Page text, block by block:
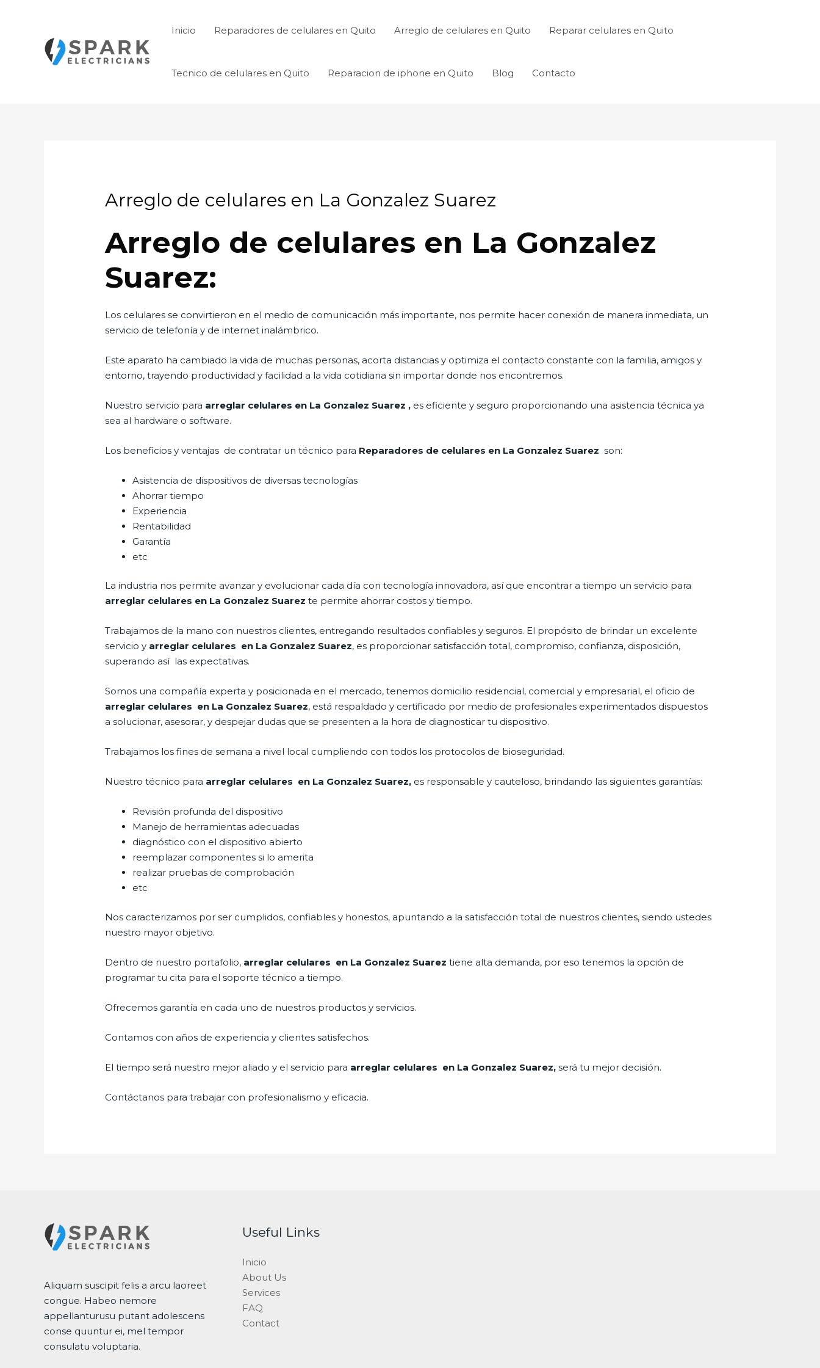
Inicio Reparadores de celulares en Quito Arreglo de celulares en Quito Reparar celulares en Quito
Tecnico de celulares en Quito Reparacion de iphone en Quito Blog Contacto
Arreglo de celulares en La Gonzalez Suarez
Arreglo de celulares en La Gonzalez
Suarez:
Los celulares se convirtieron en el medio de comunicación más importante, nos permite hacer conexión de manera inmediata, un
servicio de telefonía y de internet inalámbrico.
Este aparato ha cambiado la vida de muchas personas, acorta distancias y optimiza el contacto constante con la familia, amigos y
entorno, trayendo productividad y facilidad a la vida cotidiana sin importar donde nos encontremos.
Nuestro servicio para arreglar celulares en La Gonzalez Suarez , es eficiente y seguro proporcionando una asistencia técnica ya
sea al hardware o software.
Los beneficios y ventajas de contratar un técnico para Reparadores de celulares en La Gonzalez Suarezson:
Asistencia de dispositivos de diversas tecnologías
Ahorrar tiempo
Experiencia
Rentabilidad
Garantía
etc
La industria nos permite avanzar y evolucionar cada día con tecnología innovadora, así que encontrar a tiempo un servicio para
arreglar celulares en La Gonzalez Suarez te permite ahorrar costos y tiempo.
Trabajamos de la mano con nuestros clientes, entregando resultados confiables y seguros. El propósito de brindar un excelente
servicio y arreglar celulares en La Gonzalez Suarez, es proporcionar satisfacción total, compromiso, confianza, disposición,
superando así las expectativas.
Somos una compañía experta y posicionada en el mercado, tenemos domicilio residencial, comercial y empresarial, el oficio de
arreglar celulares en La Gonzalez Suarez, está respaldado y certificado por medio de profesionales experimentados dispuestos
a solucionar, asesorar, y despejar dudas que se presenten a la hora de diagnosticar tu dispositivo.
Trabajamos los fines de semana a nivel local cumpliendo con todos los protocolos de bioseguridad.
Nuestro técnico para arreglar celulares en La Gonzalez Suarez, es responsable y cauteloso, brindando las siguientes garantías:
Revisión profunda del dispositivo
Manejo de herramientas adecuadas
diagnóstico con el dispositivo abierto
reemplazar componentes si lo amerita
realizar pruebas de comprobación
etc
Nos caracterizamos por ser cumplidos, confiables y honestos, apuntando a la satisfacción total de nuestros clientes, siendo ustedes
nuestro mayor objetivo.
Dentro de nuestro portafolio, arreglar celulares en La Gonzalez Suarez tiene alta demanda, por eso tenemos la opción de
programar tu cita para el soporte técnico a tiempo.
Ofrecemos garantía en cada uno de nuestros productos y servicios.
Contamos con años de experiencia y clientes satisfechos.
El tiempo será nuestro mejor aliado y el servicio para arreglar celulares en La Gonzalez Suarez,será tu mejor decisión.
Contáctanos para trabajar con profesionalismo y eficacia.
Aliquam suscipit felis a arcu laoreet
congue. Habeo nemore
appellanturusu putant adolescens
conse quuntur ei, mel tempor
consulatu voluptaria.
Useful Links
Inicio
About Us
Services
FAQ
Contact